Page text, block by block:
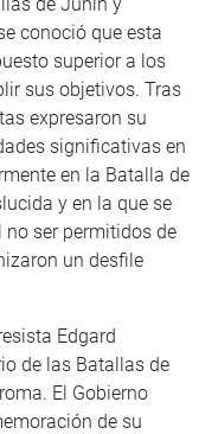
conoció que esta
superior a los
sus objetivos. Tras
expresaron su
significativas en
en la Batalla de
y en la que se
ser permitidos de
un desfile
Edgard
de las Batallas de
El Gobierno
de su